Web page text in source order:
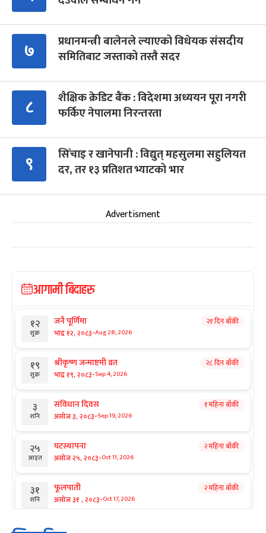
७
प्रधानमन्त्री बालेनले ल्याएको विधेयक संसदीय
समितिबाट जस्ताको तस्तै सदर
८
शैक्षिक क्रेडिट बैंक : विदेशमा अध्ययन पूरा नगरी
फर्किए नेपालमा निरन्तरता
९
सिँचाइ र खानेपानी : विद्युत् महसुलमा सहुलियत
दर, तर १३ प्रतिशत भ्याटको भार
Advertisment
आगामी बिदाहरु
१२
शुक्र
जनै पूर्णिमा
भाद्र १२, २०८३-Aug 28, 2026
२१ दिन बाँकी
१९
शुक्र
श्रीकृष्ण जन्माष्टमी व्रत
भाद्र १९, २०८३-Sep 4, 2026
२८ दिन बाँकी
३
शनि
संविधान दिवस
असोज ३, २०८३-Sep 19, 2026
१ महिना बाँकी
२५
आइत
घटस्थापना
असोज २५, २०८३-Oct 11, 2026
२ महिना बाँकी
३१
शनि
फूलपाती
असोज ३१ , २०८३-Oct 17, 2026
२ महिना बाँकी
कार्तिक सङ्क्रान्ति